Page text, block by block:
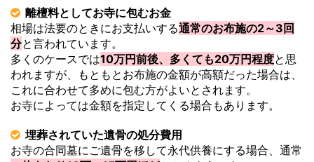
離檀料としてお寺に包むお金
相場は法要のときにお支払いする通常のお布施の2～3回
分と言われています。
多くのケースでは10万円前後、多くても20万円程度と思
われますが、もともとお布施の金額が高額だった場合は、
これに合わせて多めに包む方がよいとされます。
お寺によっては金額を指定してくる場合もあります。
埋葬されていた遺骨の処分費用
お寺の合同墓にご遺骨を移して永代供養にする場合、通常